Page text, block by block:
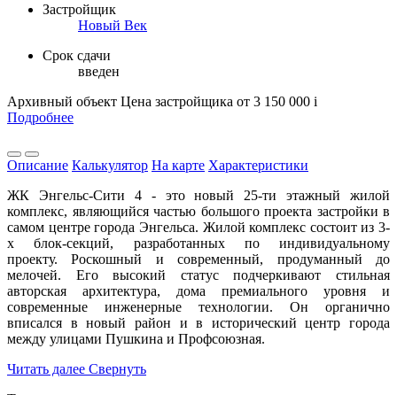
Застройщик
Новый Век
Срок сдачи
введен
Архивный объект Цена застройщика от 3 150 000 i
Подробнее
Описание Калькулятор На карте Характеристики
ЖК Энгельс-Сити 4 - это новый 25-ти этажный жилой
комплекс, являющийся частью большого проекта застройки в
самом центре города Энгельса. Жилой комплекс состоит из 3-
х блок-секций, разработанных по индивидуальному
проекту. Роскошный и современный, продуманный до
мелочей. Его высокий статус подчеркивают стильная
авторская архитектура, дома премиального уровня и
современные инженерные технологии. Он органично
вписался в новый район и в исторический центр города
между улицами Пушкина и Профсоюзная.
Читать далее Свернуть